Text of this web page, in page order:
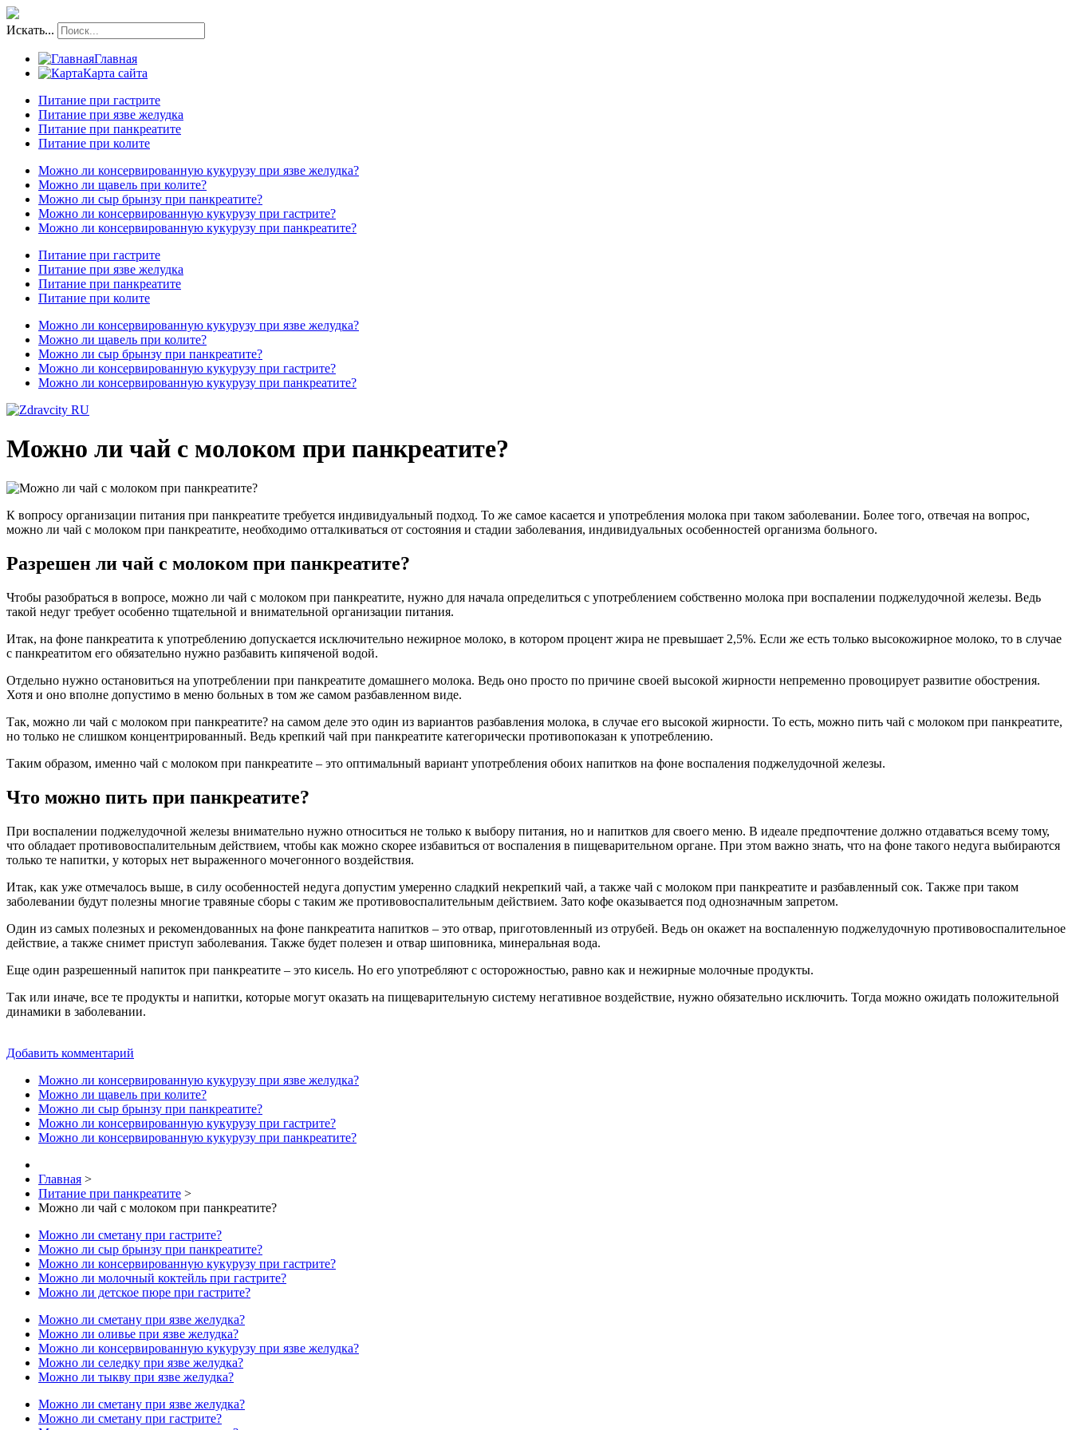
Искать...
Главная
Карта сайта
Питание при гастрите
Питание при язве желудка
Питание при панкреатите
Питание при колите
Можно ли консервированную кукурузу при язве желудка?
Можно ли щавель при колите?
Можно ли сыр брынзу при панкреатите?
Можно ли консервированную кукурузу при гастрите?
Можно ли консервированную кукурузу при панкреатите?
Питание при гастрите
Питание при язве желудка
Питание при панкреатите
Питание при колите
Можно ли консервированную кукурузу при язве желудка?
Можно ли щавель при колите?
Можно ли сыр брынзу при панкреатите?
Можно ли консервированную кукурузу при гастрите?
Можно ли консервированную кукурузу при панкреатите?
Можно ли чай с молоком при панкреатите?
К вопросу организации питания при панкреатите требуется индивидуальный подход. То же самое касается и употребления молока при таком заболевании. Более того, отвечая на вопрос,
можно ли чай с молоком при панкреатите, необходимо отталкиваться от состояния и стадии заболевания, индивидуальных особенностей организма больного.
Разрешен ли чай с молоком при панкреатите?
Чтобы разобраться в вопросе, можно ли чай с молоком при панкреатите, нужно для начала определиться с употреблением собственно молока при воспалении поджелудочной железы. Ведь
такой недуг требует особенно тщательной и внимательной организации питания.
Итак, на фоне панкреатита к употреблению допускается исключительно нежирное молоко, в котором процент жира не превышает 2,5%. Если же есть только высокожирное молоко, то в случае
с панкреатитом его обязательно нужно разбавить кипяченой водой.
Отдельно нужно остановиться на употреблении при панкреатите домашнего молока. Ведь оно просто по причине своей высокой жирности непременно провоцирует развитие обострения.
Хотя и оно вполне допустимо в меню больных в том же самом разбавленном виде.
Так, можно ли чай с молоком при панкреатите? на самом деле это один из вариантов разбавления молока, в случае его высокой жирности. То есть, можно пить чай с молоком при панкреатите,
но только не слишком концентрированный. Ведь крепкий чай при панкреатите категорически противопоказан к употреблению.
Таким образом, именно чай с молоком при панкреатите – это оптимальный вариант употребления обоих напитков на фоне воспаления поджелудочной железы.
Что можно пить при панкреатите?
При воспалении поджелудочной железы внимательно нужно относиться не только к выбору питания, но и напитков для своего меню. В идеале предпочтение должно отдаваться всему тому,
что обладает противовоспалительным действием, чтобы как можно скорее избавиться от воспаления в пищеварительном органе. При этом важно знать, что на фоне такого недуга выбираются
только те напитки, у которых нет выраженного мочегонного воздействия.
Итак, как уже отмечалось выше, в силу особенностей недуга допустим умеренно сладкий некрепкий чай, а также чай с молоком при панкреатите и разбавленный сок. Также при таком
заболевании будут полезны многие травяные сборы с таким же противовоспалительным действием. Зато кофе оказывается под однозначным запретом.
Один из самых полезных и рекомендованных на фоне панкреатита напитков – это отвар, приготовленный из отрубей. Ведь он окажет на воспаленную поджелудочную противовоспалительное
действие, а также снимет приступ заболевания. Также будет полезен и отвар шиповника, минеральная вода.
Еще один разрешенный напиток при панкреатите – это кисель. Но его употребляют с осторожностью, равно как и нежирные молочные продукты.
Так или иначе, все те продукты и напитки, которые могут оказать на пищеварительную систему негативное воздействие, нужно обязательно исключить. Тогда можно ожидать положительной
динамики в заболевании.
Добавить комментарий
Можно ли консервированную кукурузу при язве желудка?
Можно ли щавель при колите?
Можно ли сыр брынзу при панкреатите?
Можно ли консервированную кукурузу при гастрите?
Можно ли консервированную кукурузу при панкреатите?
Главная >
Питание при панкреатите >
Можно ли чай с молоком при панкреатите?
Можно ли сметану при гастрите?
Можно ли сыр брынзу при панкреатите?
Можно ли консервированную кукурузу при гастрите?
Можно ли молочный коктейль при гастрите?
Можно ли детское пюре при гастрите?
Можно ли сметану при язве желудка?
Можно ли оливье при язве желудка?
Можно ли консервированную кукурузу при язве желудка?
Можно ли селедку при язве желудка?
Можно ли тыкву при язве желудка?
Можно ли сметану при язве желудка?
Можно ли сметану при гастрите?